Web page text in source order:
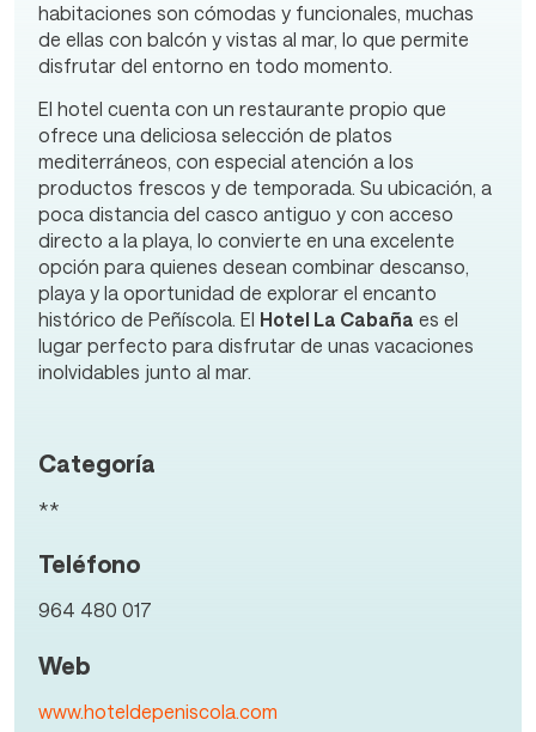
habitaciones son cómodas y funcionales, muchas
de ellas con balcón y vistas al mar, lo que permite
disfrutar del entorno en todo momento.
El hotel cuenta con un restaurante propio que
ofrece una deliciosa selección de platos
mediterráneos, con especial atención a los
productos frescos y de temporada. Su ubicación, a
poca distancia del casco antiguo y con acceso
directo a la playa, lo convierte en una excelente
opción para quienes desean combinar descanso,
playa y la oportunidad de explorar el encanto
histórico de Peñíscola. El Hotel La Cabaña es el
lugar perfecto para disfrutar de unas vacaciones
inolvidables junto al mar.
Categoría
**
Teléfono
964 480 017
Web
www.hoteldepeniscola.com